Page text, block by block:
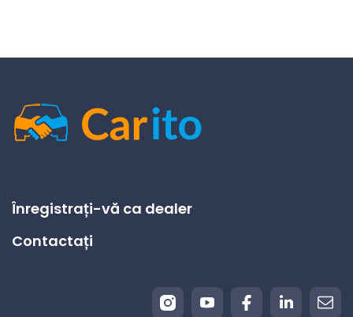
Înregistrați-vă ca dealer
Contactați